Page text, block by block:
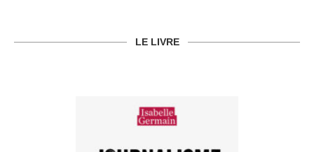
LE LIVRE